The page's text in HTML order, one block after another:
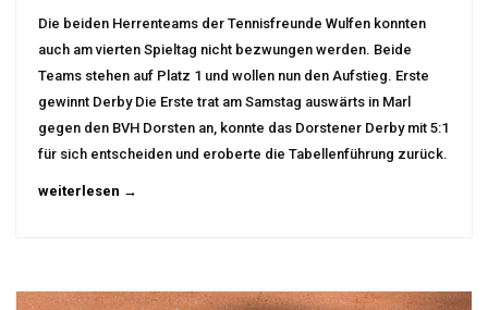
Die beiden Herrenteams der Tennisfreunde Wulfen konnten
auch am vierten Spieltag nicht bezwungen werden. Beide
Teams stehen auf Platz 1 und wollen nun den Aufstieg. Erste
gewinnt Derby Die Erste trat am Samstag auswärts in Marl
gegen den BVH Dorsten an, konnte das Dorstener Derby mit 5:1
für sich entscheiden und eroberte die Tabellenführung zurück.
weiterlesen →